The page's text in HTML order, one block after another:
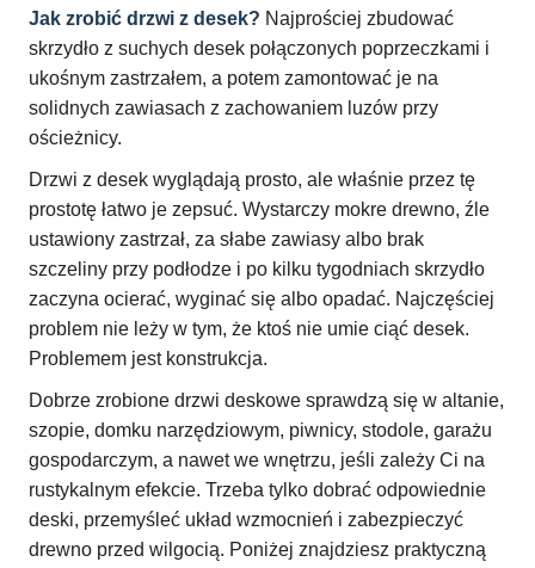
Jak zrobić drzwi z desek? Najprościej zbudować
skrzydło z suchych desek połączonych poprzeczkami i
ukośnym zastrzałem, a potem zamontować je na
solidnych zawiasach z zachowaniem luzów przy
ościeżnicy.
Drzwi z desek wyglądają prosto, ale właśnie przez tę
prostotę łatwo je zepsuć. Wystarczy mokre drewno, źle
ustawiony zastrzał, za słabe zawiasy albo brak
szczeliny przy podłodze i po kilku tygodniach skrzydło
zaczyna ocierać, wyginać się albo opadać. Najczęściej
problem nie leży w tym, że ktoś nie umie ciąć desek.
Problemem jest konstrukcja.
Dobrze zrobione drzwi deskowe sprawdzą się w altanie,
szopie, domku narzędziowym, piwnicy, stodole, garażu
gospodarczym, a nawet we wnętrzu, jeśli zależy Ci na
rustykalnym efekcie. Trzeba tylko dobrać odpowiednie
deski, przemyśleć układ wzmocnień i zabezpieczyć
drewno przed wilgocią. Poniżej znajdziesz praktyczną